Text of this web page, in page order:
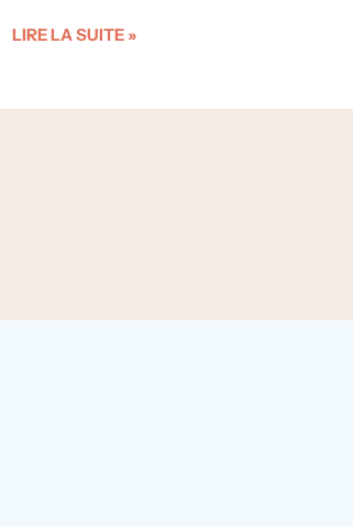
LIRE LA SUITE »